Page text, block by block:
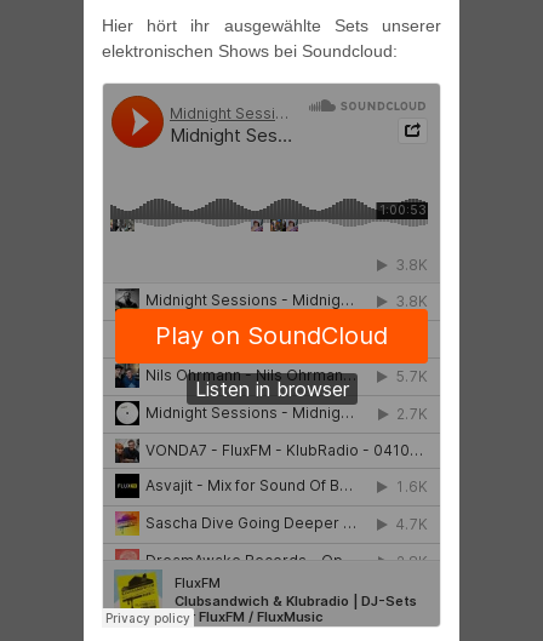
Hier hört ihr ausgewählte Sets unserer
elektronischen Shows bei Soundcloud: